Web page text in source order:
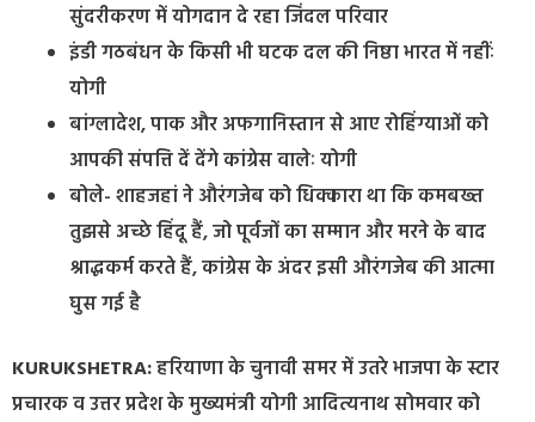
सुंदरीकरण में योगदान दे रहा जिंदल परिवार
इंडी गठबंधन के किसी भी घटक दल की निष्ठा भारत में नहींः
योगी
बांग्लादेश, पाक और अफगानिस्तान से आए रोहिंग्याओं को
आपकी संपत्ति दें देंगे कांग्रेस वालेः योगी
बोले- शाहजहां ने औरंगजेब को धिक्कारा था कि कमबख्त
तुझसे अच्छे हिंदू हैं, जो पूर्वजों का सम्मान और मरने के बाद
श्राद्धकर्म करते हैं, कांग्रेस के अंदर इसी औरंगजेब की आत्मा
घुस गई है
KURUKSHETRA:हरियाणा के चुनावी समर में उतरे भाजपा के स्टार
प्रचारक व उत्तर प्रदेश के मुख्यमंत्री योगी आदित्यनाथ सोमवार को